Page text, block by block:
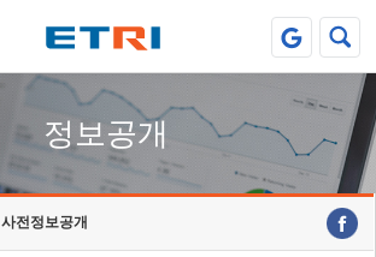
정보공개
사전정보공개